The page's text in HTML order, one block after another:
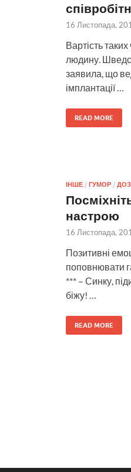
16 Листопада,
Вартість
людину.
заявила, що
імплантації …
READ MORE
ІНШЕ / ГУМОР /
настрою
16 Листопада,
Позитивні
поповнювати
*** – Синку,
біжу! …
READ MORE